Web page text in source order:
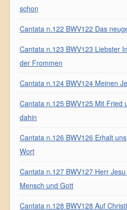
schon
Cantata n.122 BWV122 Das
Cantata n.123 BWV123 Liebster
der Frommen
Cantata n.124 BWV124 Meinen
Cantata n.125 BWV125 Mit Fried
dahin
Cantata n.126 BWV126 Erhalt
Wort
Cantata n.127 BWV127 Herr Jesu
Mensch und Gott
Cantata n.128 BWV128 Auf